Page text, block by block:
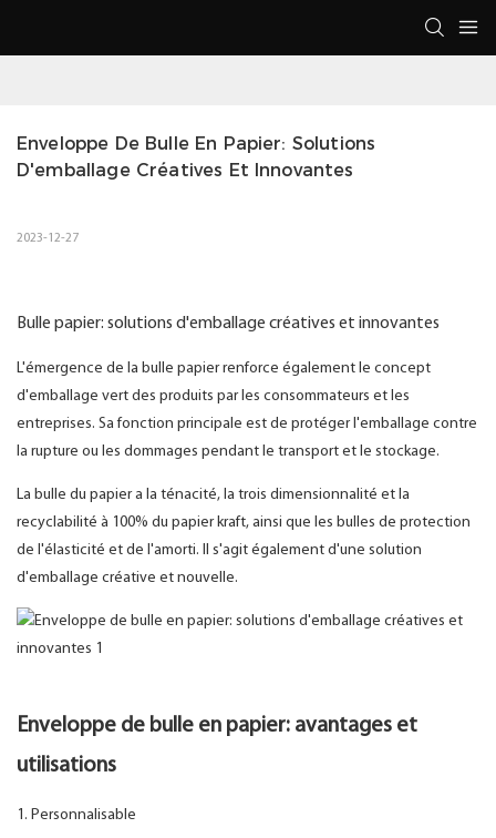
Enveloppe De Bulle En Papier: Solutions
D'emballage Créatives Et Innovantes
2023-12-27
Bulle papier: solutions d'emballage créatives et innovantes
L'émergence de la bulle papier renforce également le concept
d'emballage vert des produits par les consommateurs et les
entreprises. Sa fonction principale est de protéger l'emballage contre
la rupture ou les dommages pendant le transport et le stockage.
La bulle du papier a la ténacité, la trois dimensionnalité et la
recyclabilité à 100% du papier kraft, ainsi que les bulles de protection
de l'élasticité et de l'amorti. Il s'agit également d'une solution
d'emballage créative et nouvelle.
Enveloppe de bulle en papier: avantages et
utilisations
1. Personnalisable